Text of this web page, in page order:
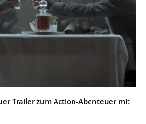
Trailer zum Action-Abenteuer mit